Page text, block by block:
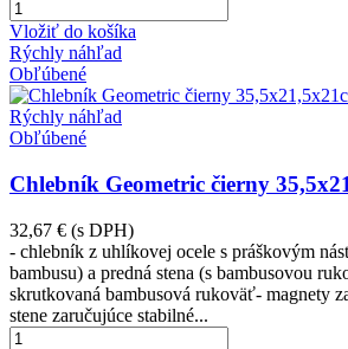
Vložiť do košíka
Rýchly náhľad
Obľúbené
Rýchly náhľad
Obľúbené
Chlebník Geometric čierny
32,67 € (s DPH)
- chlebník z uhlíkovej ocele s práškovým
bambusu) a predná stena (s bambusovou
skrutkovaná bambusová rukoväť- magnety
stene zaručujúce stabilné...